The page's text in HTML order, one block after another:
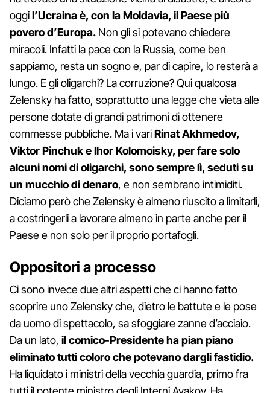
oggil’Ucraina è, con la Moldavia, il Paese più
povero d’Europa. Non gli si potevano chiedere
miracoli. Infatti la pace con la Russia, come ben
sappiamo, resta un sogno e, par di capire, lo resterà a
lungo. E gli oligarchi? La corruzione? Qui qualcosa
Zelensky ha fatto, soprattutto una legge che vieta alle
persone dotate di grandi patrimoni di ottenere
commesse pubbliche. Ma i variRinat Akhmedov,
Viktor Pinchuk e Ihor Kolomoisky, per fare solo
alcuni nomi di oligarchi, sono sempre lì, seduti su
un mucchio di denaro, e non sembrano intimiditi.
Diciamo però che Zelensky è almeno riuscito a limitarli,
a costringerli a lavorare almeno in parte anche per il
Paese e non solo per il proprio portafogli.
Oppositori a processo
Ci sono invece due altri aspetti che ci hanno fatto
scoprire uno Zelensky che, dietro le battute e le pose
da uomo di spettacolo, sa sfoggiare zanne d’acciaio.
Da un lato, il comico-Presidente ha pian piano
eliminato tutti coloro che potevano dargli fastidio.
Ha liquidato i ministri della vecchia guardia, primo fra